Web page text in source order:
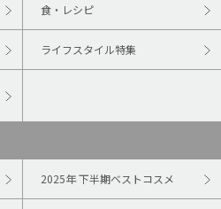
食・レシピ
ライフスタイル特集
2025年 下半期ベストコスメ